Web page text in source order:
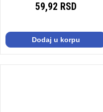
59,92 RSD
Dodaj u korpu